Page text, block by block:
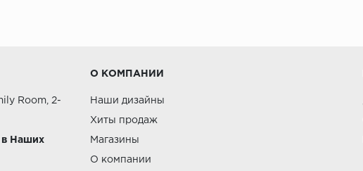
Room, 2-
в Наших
О КОМПАНИИ
Наши дизайны
Хиты продаж
Магазины
О компании